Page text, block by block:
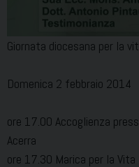
Giornata diocesana per la
Domenica 2 febbraio 2014
ore 17.00 Accoglienza
Acerra
ore 17.30 Marica per la Vita